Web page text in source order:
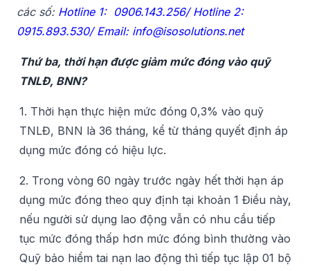
các số: Hotline 1: 0906.143.256/ Hotline 2:
0915.893.530/ Email: info@isosolutions.net
Thứ ba, thời hạn được giảm mức đóng vào quỹ
TNLĐ, BNN?
1. Thời hạn thực hiện mức đóng 0,3% vào quỹ
TNLĐ, BNN là 36 tháng, kể từ tháng quyết định áp
dụng mức đóng có hiệu lực.
2. Trong vòng 60 ngày trước ngày hết thời hạn áp
dụng mức đóng theo quy định tại khoản 1 Điều này,
nếu người sử dụng lao động vẫn có nhu cầu tiếp
tục mức đóng thấp hơn mức đóng bình thường vào
Quỹ bảo hiểm tai nạn lao động thì tiếp tục lập 01 bộ